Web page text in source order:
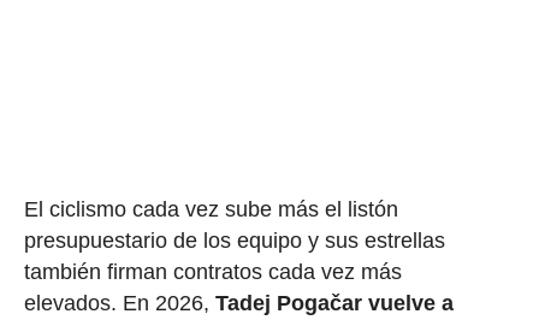
El ciclismo cada vez sube más el listón
presupuestario de los equipo y sus estrellas
también firman contratos cada vez más
elevados. En 2026, Tadej Pogačar vuelve a